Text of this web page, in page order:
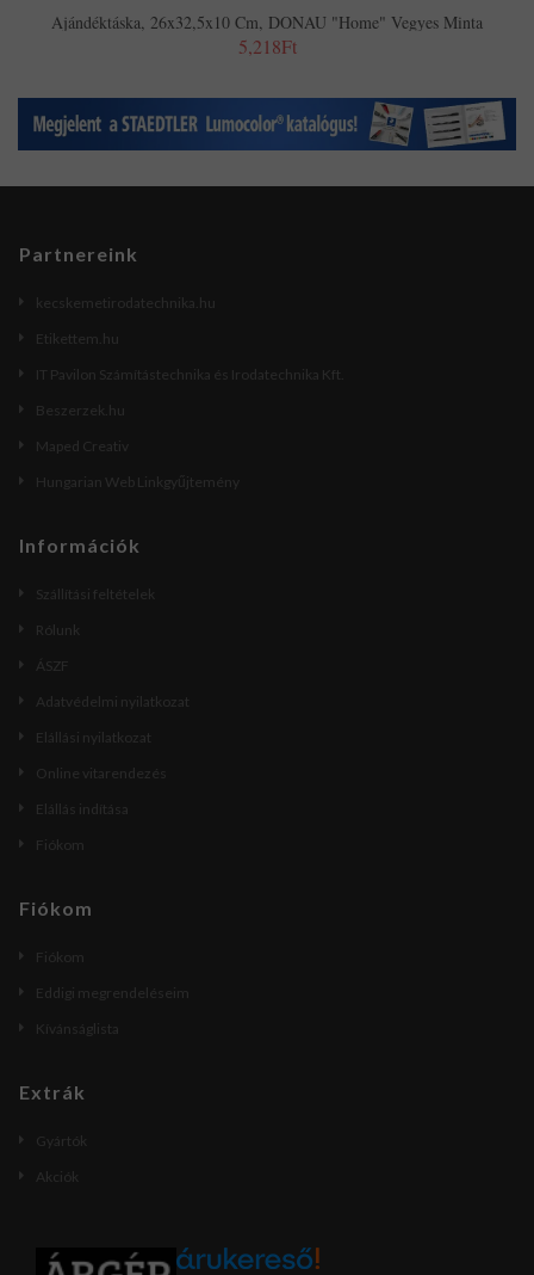
Ajándéktáska, 26x32,5x10 Cm, DONAU "Home" Vegyes Minta
5,218Ft
Partnereink
kecskemetirodatechnika.hu
Etikettem.hu
IT Pavilon Számítástechnika és Irodatechnika Kft.
Beszerzek.hu
Maped Creativ
Hungarian Web Linkgyűjtemény
Információk
Szállítási feltételek
Rólunk
ÁSZF
Adatvédelmi nyilatkozat
Elállási nyilatkozat
Online vitarendezés
Elállás indítása
Fiókom
Fiókom
Fiókom
Eddigi megrendeléseim
Kívánságlista
Extrák
Gyártók
Akciók